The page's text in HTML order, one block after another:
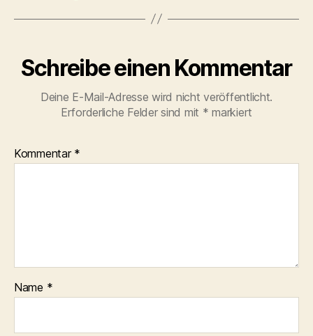
Schreibe einen Kommentar
Deine E-Mail-Adresse wird nicht veröffentlicht.
Erforderliche Felder sind mit * markiert
Kommentar *
Name *